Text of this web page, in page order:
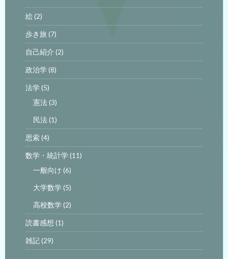
絵(2)
歩き旅 (7)
自己紹介 (2)
政治学(8)
法学(5)
憲法(3)
民法(1)
思索(4)
数学・統計学(11)
一般向け (6)
大学数学(5)
高校数学(2)
読書感想 (1)
雑記(29)